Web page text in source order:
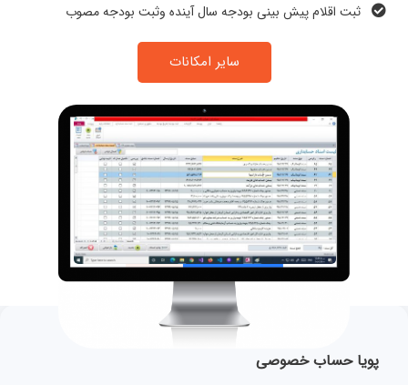
ثبت اقلام پیش بینی بودجه سال آینده وثبت بودجه مصوب
سایر امکانات
پویا حساب خصوصی